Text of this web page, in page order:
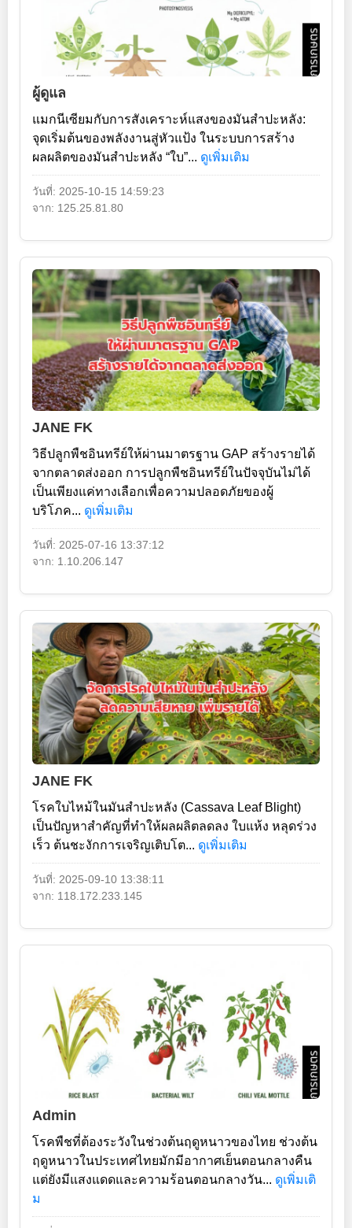
ผู้ดูแล
แมกนีเซียมกับการสังเคราะห์แสงของมันสำปะหลัง:
จุดเริ่มต้นของพลังงานสู่หัวแป้ง ในระบบการสร้าง
ผลผลิตของมันสำปะหลัง “ใบ”... ดูเพิ่มเติม
วันที่: 2025-10-15 14:59:23
จาก: 125.25.81.80
JANE FK
วิธีปลูกพืชอินทรีย์ให้ผ่านมาตรฐาน GAP สร้างรายได้
จากตลาดส่งออก การปลูกพืชอินทรีย์ในปัจจุบันไม่ได้
เป็นเพียงแค่ทางเลือกเพื่อความปลอดภัยของผู้
บริโภค... ดูเพิ่มเติม
วันที่: 2025-07-16 13:37:12
จาก: 1.10.206.147
JANE FK
โรคใบไหม้ในมันสำปะหลัง (Cassava Leaf Blight)
เป็นปัญหาสำคัญที่ทำให้ผลผลิตลดลง ใบแห้ง หลุดร่วง
เร็ว ต้นชะงักการเจริญเติบโต... ดูเพิ่มเติม
วันที่: 2025-09-10 13:38:11
จาก: 118.172.233.145
Admin
โรคพืชที่ต้องระวังในช่วงต้นฤดูหนาวของไทย ช่วงต้น
ฤดูหนาวในประเทศไทยมักมีอากาศเย็นตอนกลางคืน
แต่ยังมีแสงแดดและความร้อนตอนกลางวัน... ดูเพิ่มเติ
ม